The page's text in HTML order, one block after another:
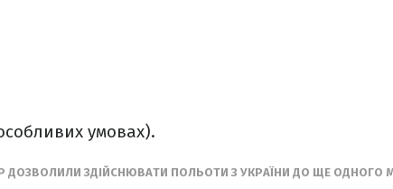
умовах).
ДОЗВОЛИЛИ ЗДІЙСНЮВАТИ ПОЛЬОТИ З УКРАЇНИ ДО ЩЕ ОДНОГО